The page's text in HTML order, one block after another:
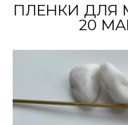
ПЛЕНКИ ДЛЯ
20